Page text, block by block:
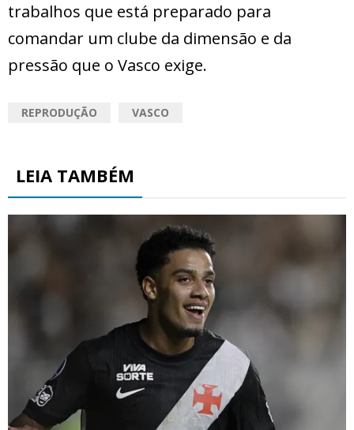
trabalhos que está preparado para
comandar um clube da dimensão e da
pressão que o Vasco exige.
REPRODUÇÃO VASCO
LEIA TAMBÉM